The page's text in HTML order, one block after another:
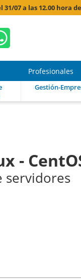
07 a las 12.00 hora
Profesionales
Gestión-
-
servidores